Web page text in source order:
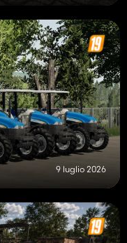
9 luglio 2026